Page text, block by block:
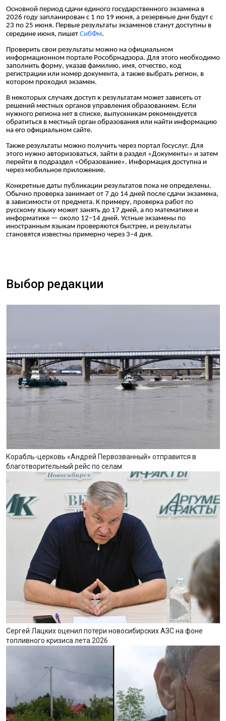
Основной период сдачи единого государственного экзамена в
2026 году запланирован с 1 по 19 июня, а резервные дни будут с
23 по 25 июня. Первые результаты экзаменов станут доступны в
середине июня, пишет СибФм.
Проверить свои результаты можно на официальном
информационном портале Рособрнадзора. Для этого необходимо
заполнить форму, указав фамилию, имя, отчество, код
регистрации или номер документа, а также выбрать регион, в
котором проходил экзамен.
В некоторых случаях доступ к результатам может зависеть от
решений местных органов управления образованием. Если
нужного региона нет в списке, выпускникам рекомендуется
обратиться в местный орган образования или найти информацию
на его официальном сайте.
Также результаты можно получить через портал Госуслуг. Для
этого нужно авторизоваться, зайти в раздел «Документы» и затем
перейти в подраздел «Образование». Информация доступна и
через мобильное приложение.
Конкретные даты публикации результатов пока не определены.
Обычно проверка занимает от 7 до 14 дней после сдачи экзамена,
в зависимости от предмета. К примеру, проверка работ по
русскому языку может занять до 17 дней, а по математике и
информатике — около 12–14 дней. Устные экзамены по
иностранным языкам проверяются быстрее, и результаты
становятся известны примерно через 3–4 дня.
Выбор редакции
Корабль-церковь «Андрей Первозванный» отправится в
благотворительный рейс по селам
Сергей Лацких оценил потери новосибирских АЗС на фоне
топливного кризиса лета 2026